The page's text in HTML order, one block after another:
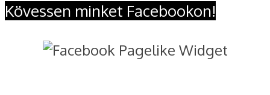
Kövessen minket Facebookon!